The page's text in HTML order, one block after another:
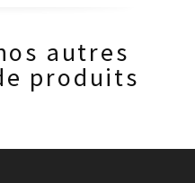
autres
produits